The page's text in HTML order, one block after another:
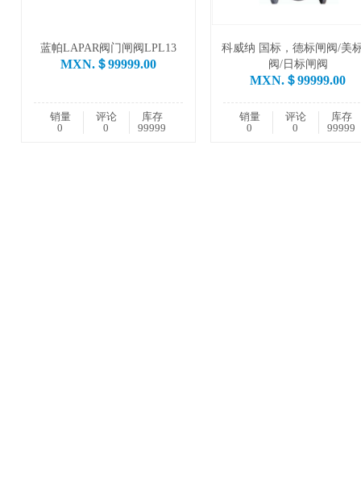
蓝帕LAPAR阀门闸阀LPL13
MXN.＄99999.00
销量
0
评论
0
库存
99999
科威纳 国标，德标闸阀/美
阀/日标闸阀
MXN.＄99999.00
销量
0
评论
0
库存
99999